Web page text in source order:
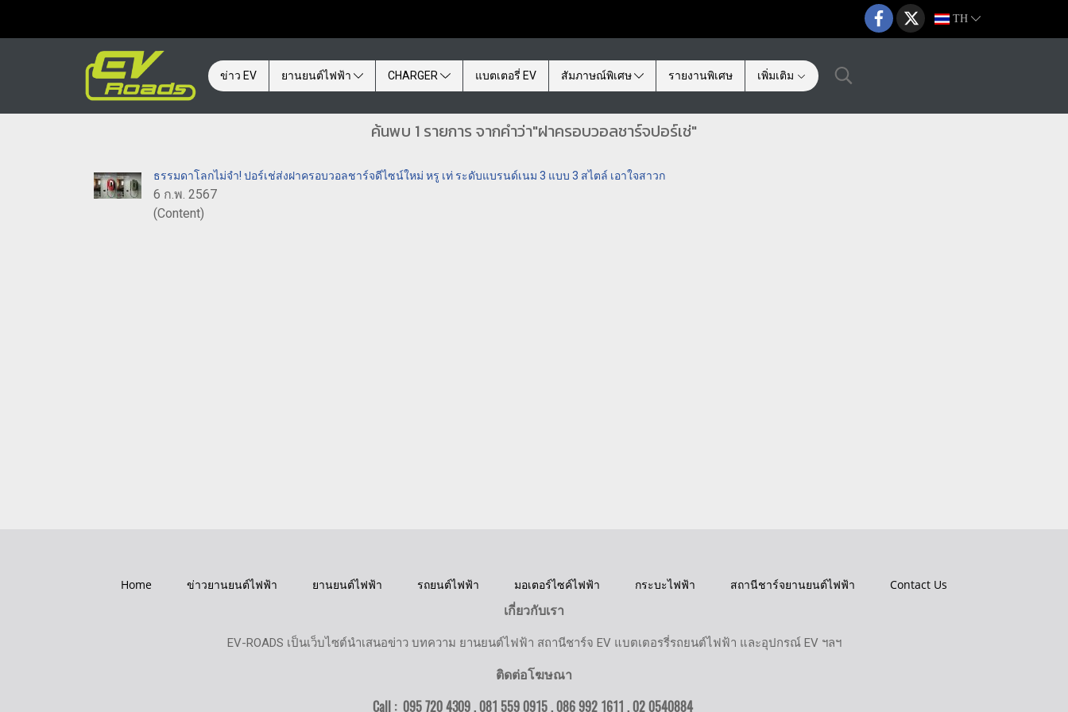
TH
ข่าว EV ยานยนต์ไฟฟ้า CHARGER แบตเตอรี่ EV สัมภาษณ์พิเศษ รายงานพิเศษ เพิ่มเติม
ค้นพบ 1 รายการ จากคำว่า"ฝาครอบวอลชาร์จปอร์เช่"
ธรรมดาโลกไม่จำ! ปอร์เช่ส่งฝาครอบวอลชาร์จดีไซน์ใหม่ หรู เท่ ระดับแบรนด์เนม 3 แบบ 3 สไตล์ เอาใจสาวก
6 ก.พ. 2567
(Content)
Home ข่าวยานยนต์ไฟฟ้า ยานยนต์ไฟฟ้า รถยนต์ไฟฟ้า มอเตอร์ไซค์ไฟฟ้า กระบะไฟฟ้า สถานีชาร์จยานยนต์ไฟฟ้า
Contact Us
เกี่ยวกับเรา
EV-ROADS เป็นเว็บไซต์นำเสนอข่าว บทความ ยานยนต์ไฟฟ้า สถานีชาร์จ EV แบตเตอรรี่รถยนต์ไฟฟ้า และอุปกรณ์ EV ฯลฯ
ติดต่อโฆษณา
Call : 095 720 4309 , 081 559 0915 , 086 992 1611 ,02 0540884